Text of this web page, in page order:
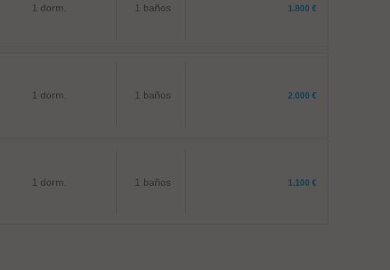
1 dorm. 1 baños 1.800 €
1 dorm. 1 baños 2.000 €
1 dorm. 1 baños 1.100 €